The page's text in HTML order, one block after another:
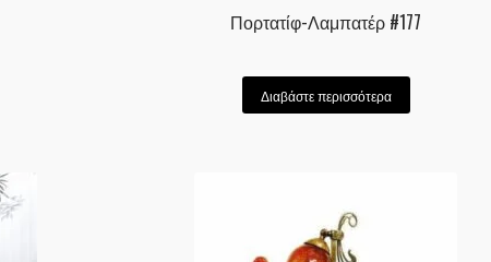
Πορτατίφ-Λαμπατέρ #177
Διαβάστε περισσότερα